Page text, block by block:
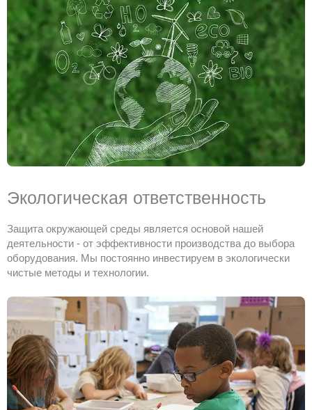
Экологическая ответственность
Защита окружающей среды является основой нашей
деятельности - от эффективности производства до выбора
оборудования. Мы постоянно инвестируем в экологически
чистые методы и технологии.